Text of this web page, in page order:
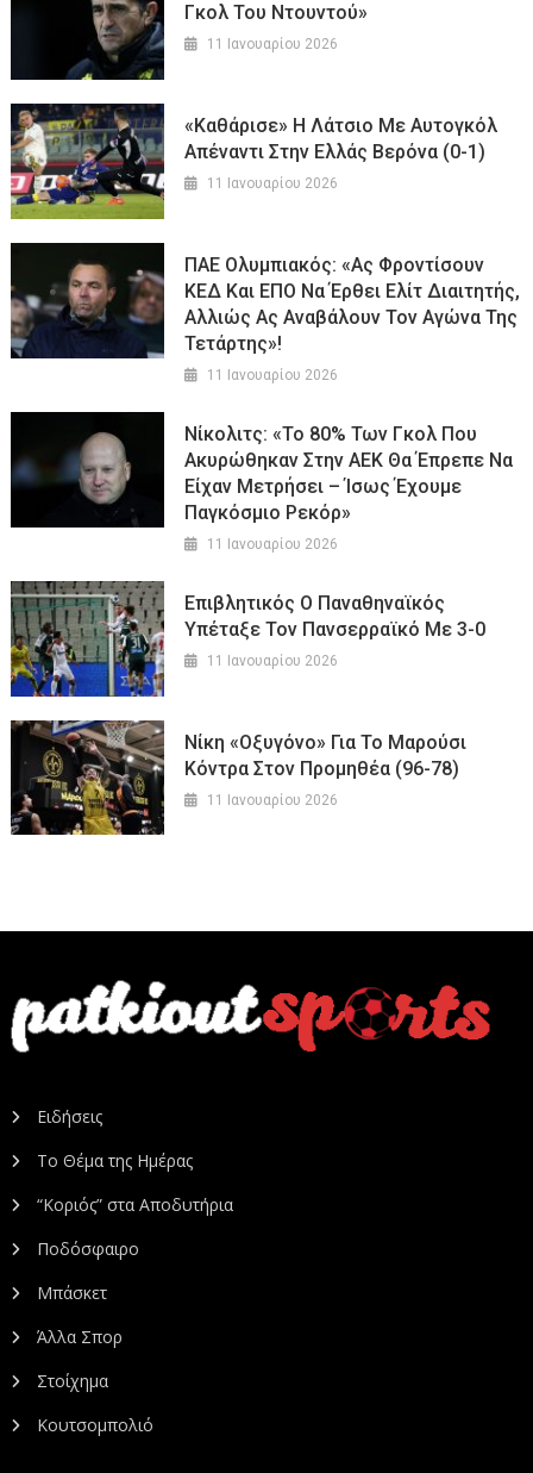
Γκολ Του Ντουντού»
11 Ιανουαρίου 2026
«Καθάρισε» Η Λάτσιο Με Αυτογκόλ
Απέναντι Στην Ελλάς Βερόνα (0-1)
11 Ιανουαρίου 2026
ΠΑΕ Ολυμπιακός: «Ας Φροντίσουν
ΚΕΔ Και ΕΠΟ Να Έρθει Ελίτ Διαιτητής,
Αλλιώς Ας Αναβάλουν Τον Αγώνα Της
Τετάρτης»!
11 Ιανουαρίου 2026
Νίκολιτς: «Το 80% Των Γκολ Που
Ακυρώθηκαν Στην ΑΕΚ Θα Έπρεπε Να
Είχαν Μετρήσει – Ίσως Έχουμε
Παγκόσμιο Ρεκόρ»
11 Ιανουαρίου 2026
Επιβλητικός Ο Παναθηναϊκός
Υπέταξε Τον Πανσερραϊκό Με 3-0
11 Ιανουαρίου 2026
Νίκη «οξυγόνο» Για Το Μαρούσι
Κόντρα Στον Προμηθέα (96-78)
11 Ιανουαρίου 2026
Ειδήσεις
Το Θέμα της Ημέρας
“Κοριός” στα Αποδυτήρια
Ποδόσφαιρο
Μπάσκετ
Άλλα Σπορ
Στοίχημα
Κουτσομπολιό